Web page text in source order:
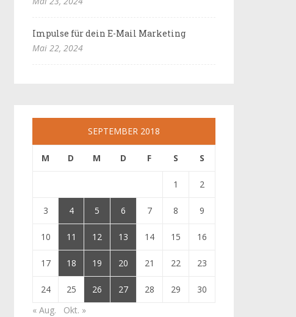
Impulse für dein E-Mail Marketing
Mai 22, 2024
SEPTEMBER 2018
M D M D F S S
1 2
3 4 5 6 7 8 9
10 11 12 13 14 15 16
17 18 19 20 21 22 23
24 25 26 27 28 29
30
« Aug.
Okt. »